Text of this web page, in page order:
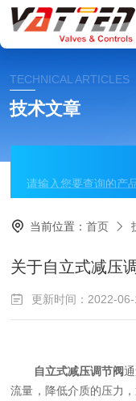
TECHNICAL ARTICLES
技术文章
当前位置：首页
关于自立式减压
更新时间：2022-06-
自立式减压调节阀
流量，降低介质的压力